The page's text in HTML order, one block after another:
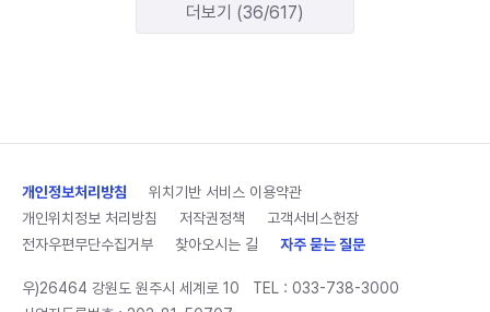
더보기 (36/617)
개인정보처리방침
위치기반 서비스 이용약관
개인위치정보 처리방침
저작권정책
고객서비스헌장
전자우편무단수집거부
찾아오시는 길 자주 묻는 질문
우)26464 강원도 원주시 세계로 10 TEL : 033-738-3000